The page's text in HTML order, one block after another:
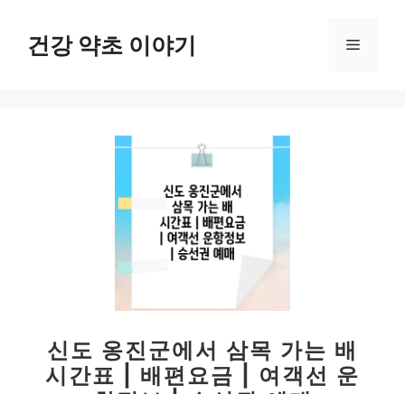
건강 약초 이야기 메
신도 옹진군에서 삼목 가는 배
시간표 | 배편요금 | 여객선 운